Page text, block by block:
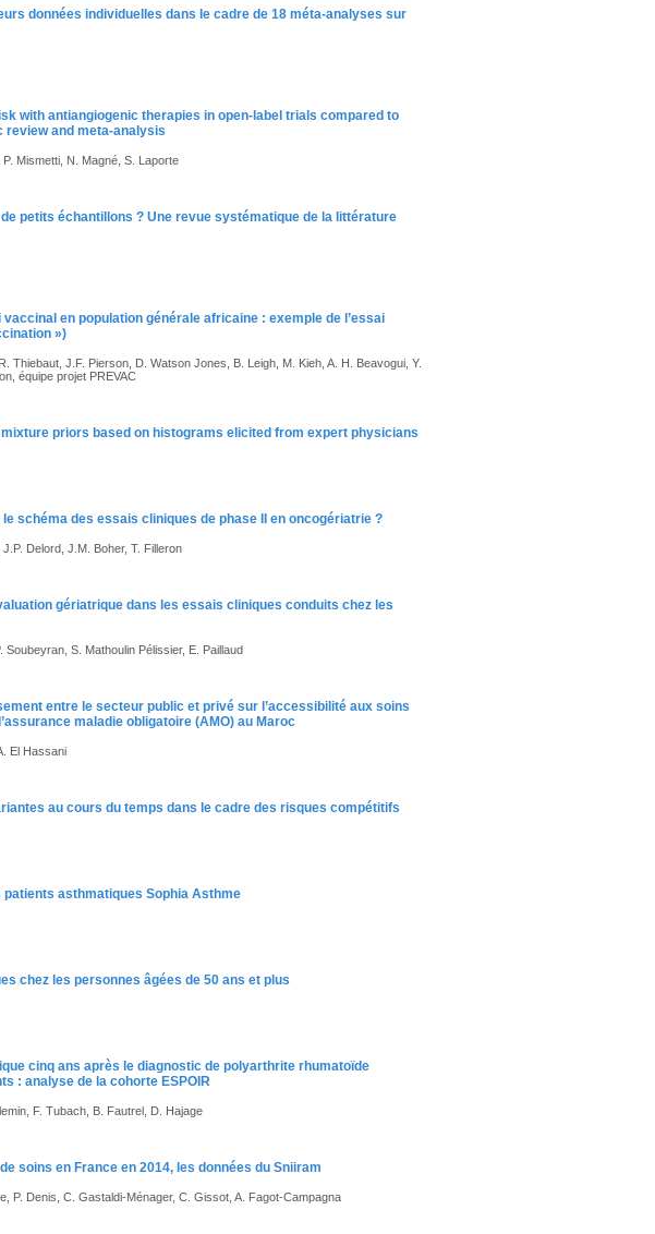
données individuelles dans le cadre de 18 méta-analyses sur
with antiangiogenic therapies in open-label trials compared to
and meta-analysis
Mismetti, N. Magné, S. Laporte
petits échantillons ? Une revue systématique de la littérature
en population générale africaine : exemple de l’essai
»)
Thiebaut, J.F. Pierson, D. Watson Jones, B. Leigh, M. Kieh, A. H. Beavogui, Y.
équipe projet PREVAC
priors based on histograms elicited from expert physicians
schéma des essais cliniques de phase II en oncogériatrie ?
Delord, J.M. Boher, T. Filleron
gériatrique dans les essais cliniques conduits chez les
S. Mathoulin Pélissier, E. Paillaud
entre le secteur public et privé sur l’accessibilité aux soins
maladie obligatoire (AMO) au Maroc
El Hassani
au cours du temps dans le cadre des risques compétitifs
patients asthmatiques Sophia Asthme
chez les personnes âgées de 50 ans et plus
cinq ans après le diagnostic de polyarthrite rhumatoïde
: analyse de la cohorte ESPOIR
F. Tubach, B. Fautrel, D. Hajage
soins en France en 2014, les données du Sniiram
P. Denis, C. Gastaldi-Ménager, C. Gissot, A. Fagot-Campagna